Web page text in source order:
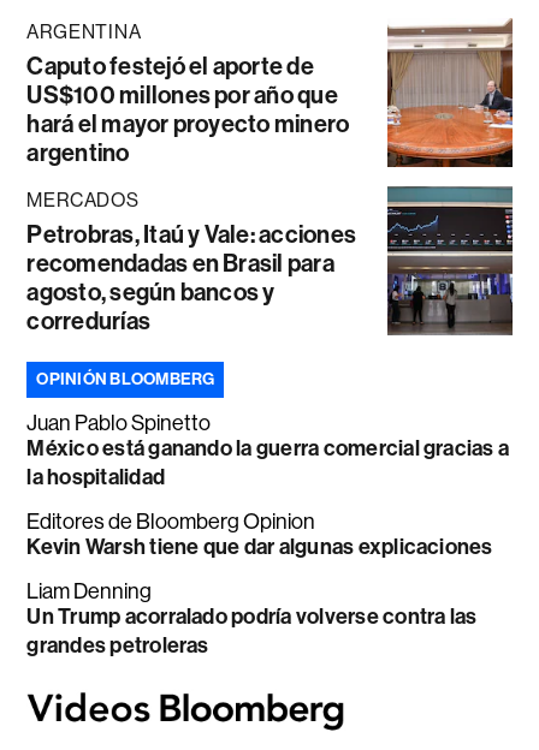
ARGENTINA
Caputo festejó el aporte de
US$100 millones por año que
hará el mayor proyecto minero
argentino
MERCADOS
Petrobras, Itaú y Vale: acciones
recomendadas en Brasil para
agosto, según bancos y
corredurías
OPINIÓN BLOOMBERG
Juan Pablo Spinetto
México está ganando la guerra comercial gracias a
la hospitalidad
Editores de Bloomberg Opinion
Kevin Warsh tiene que dar algunas explicaciones
Liam Denning
Un Trump acorralado podría volverse contra las
grandes petroleras